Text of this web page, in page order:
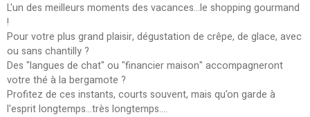
L'un des meilleurs moments des vacances...le shopping gourmand
!
Pour votre plus grand plaisir, dégustation de crêpe, de glace, avec
ou sans chantilly ?
Des "langues de chat" ou "financier maison" accompagneront
votre thé à la bergamote ?
Profitez de ces instants, courts souvent, mais qu'on garde à
l'esprit longtemps...très longtemps....